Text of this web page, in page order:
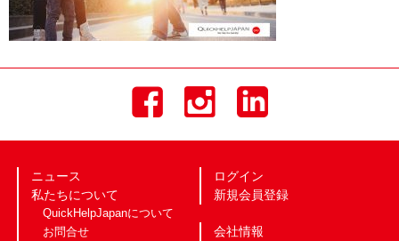
ニュース
私たちについて
QuickHelpJapanについて
お問合せ
ログイン
新規会員登録
会社情報